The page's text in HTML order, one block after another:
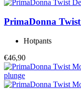
PrimaDonna Twist
Hotpants
€46,90